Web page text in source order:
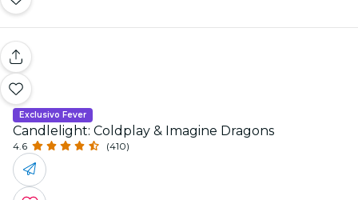
Exclusivo Fever
Candlelight: Coldplay & Imagine Dragons
4.6 (410)